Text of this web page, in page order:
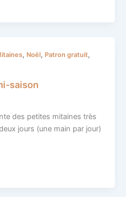
, Noël, Patron gratuit,
saison
des petites mitaines très
jours (une main par jour)